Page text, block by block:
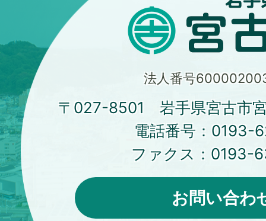
法人番号
〒027-8501 岩手県宮古市
電話番号： 0193-
ファクス： 0193-
お問い合わ